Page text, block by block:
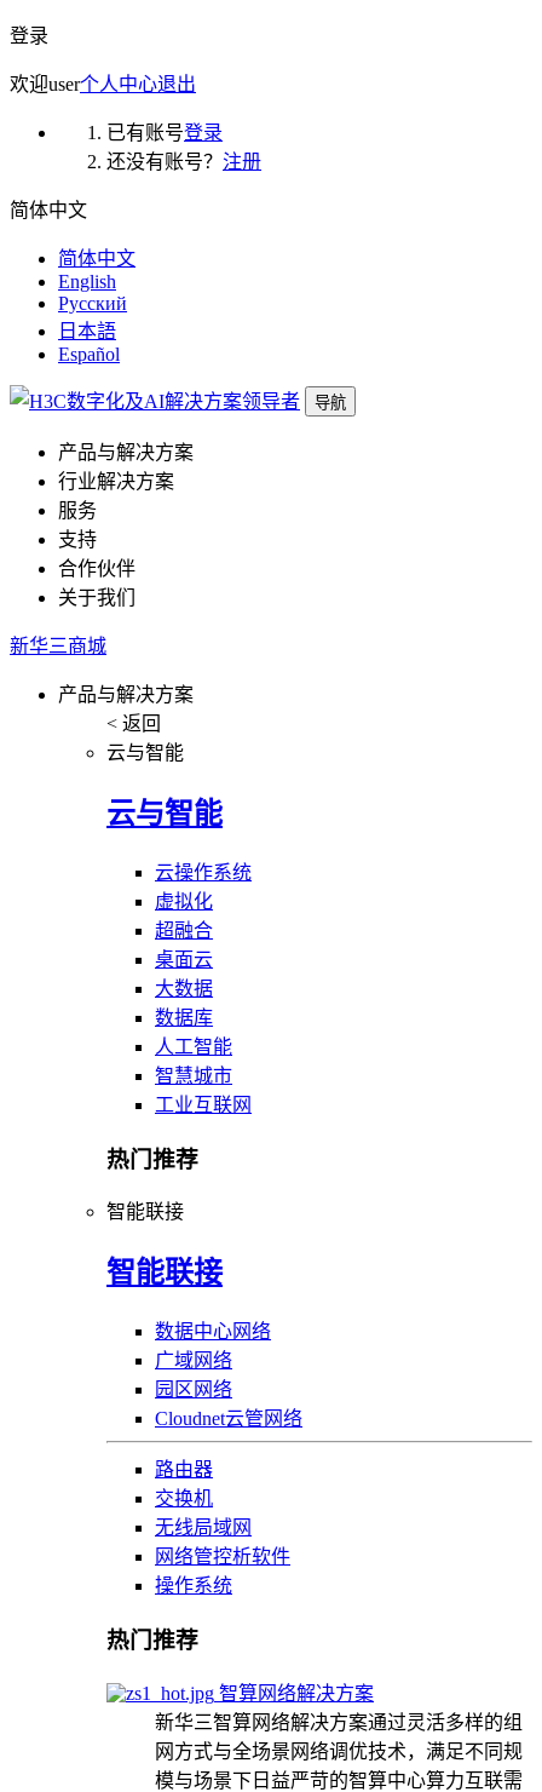
登录
欢迎user个人中心退出
已有账号登录
还没有账号？ 注册
简体中文
简体中文
English
Русский
日本語
Español
导航
产品与解决方案
行业解决方案
服务
支持
合作伙伴
关于我们
新华三商城
产品与解决方案
< 返回
云与智能
云与智能
云操作系统
虚拟化
超融合
桌面云
大数据
数据库
人工智能
智慧城市
工业互联网
热门推荐
智能联接
智能联接
数据中心网络
广域网络
园区网络
Cloudnet云管网络
路由器
交换机
无线局域网
网络管控析软件
操作系统
热门推荐
智算网络解决方案
新华三智算网络解决方案通过灵活多样的组
网方式与全场景网络调优技术，满足不同规
模与场景下日益严苛的智算中心算力互联需